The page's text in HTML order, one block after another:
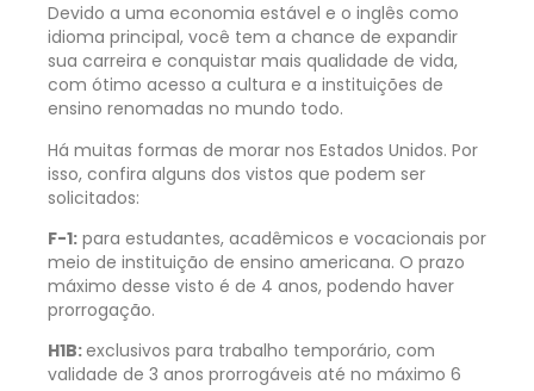
Devido a uma economia estável e o inglês como
idioma principal, você tem a chance de expandir
sua carreira e conquistar mais qualidade de vida,
com ótimo acesso a cultura e a instituições de
ensino renomadas no mundo todo.
Há muitas formas de morar nos Estados Unidos. Por
isso, confira alguns dos vistos que podem ser
solicitados:
F-1: para estudantes, acadêmicos e vocacionais por
meio de instituição de ensino americana. O prazo
máximo desse visto é de 4 anos, podendo haver
prorrogação.
H1B:exclusivos para trabalho temporário, com
validade de 3 anos prorrogáveis até no máximo 6